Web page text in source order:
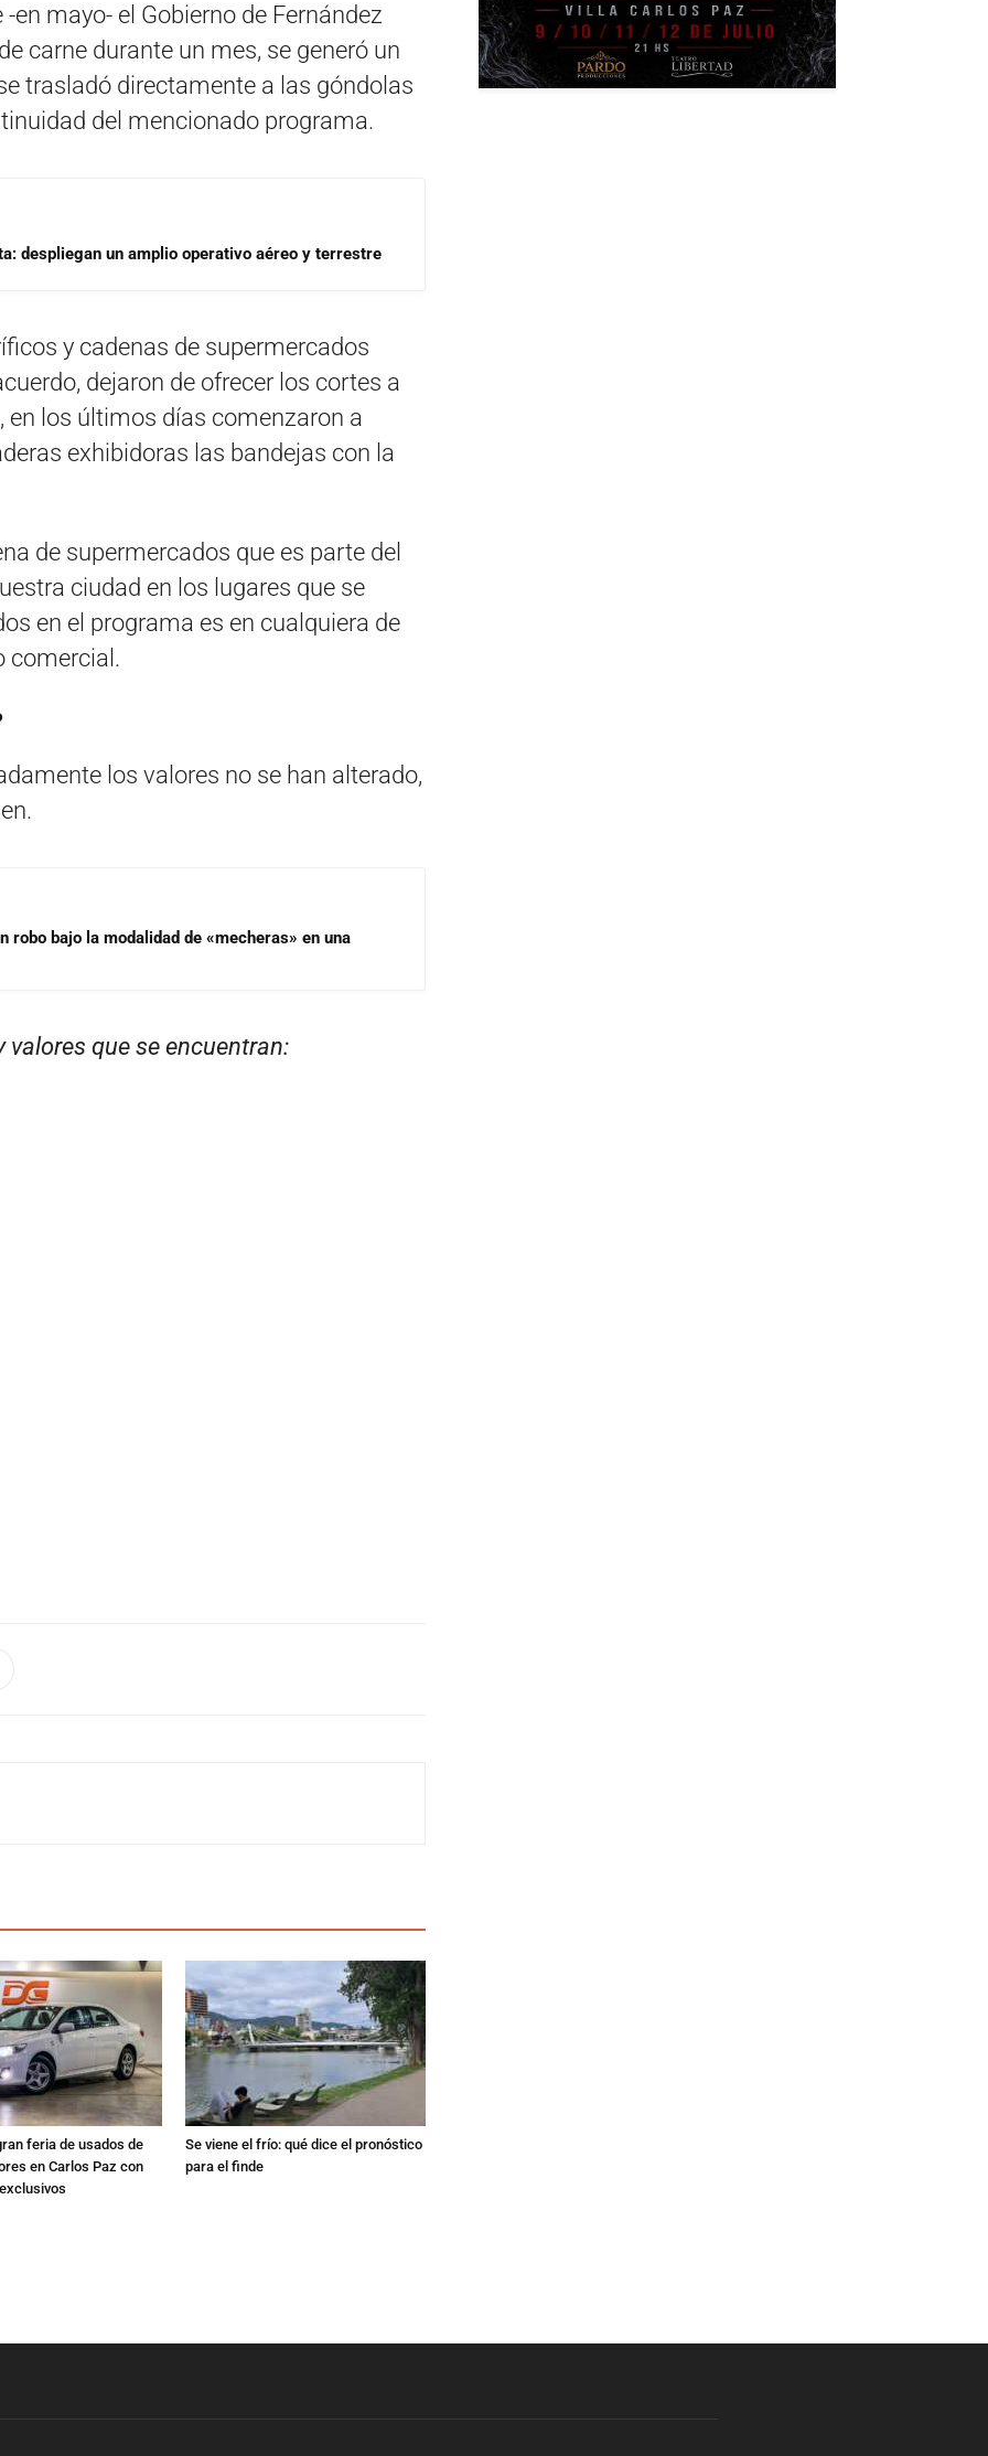
mayo- el Gobierno de Fernández
carne durante un mes, se generó un
trasladó directamente a las góndolas
del mencionado programa.
despliegan un amplio operativo aéreo y terrestre
y cadenas de supermercados
dejaron de ofrecer los cortes a
los últimos días comenzaron a
exhibidoras las bandejas con la
de supermercados que es parte del
ciudad en los lugares que se
en el programa es en cualquiera de
comercial.
los valores no se han alterado,
robo bajo la modalidad de «mecheras» en una
que se encuentran:
feria de usados de
en Carlos Paz con
Se viene el frío: qué dice el pronóstico
para el finde